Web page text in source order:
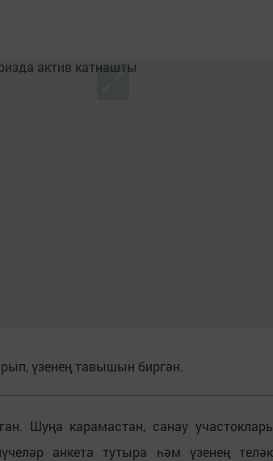
үзенең тавышын биргән.
Шуңа карамастан, санау
анкета тутыра һәм үзенең